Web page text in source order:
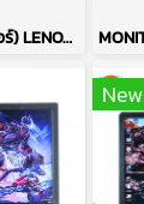
MONITOR (จอมอนิเตอร์) LENOVO THINKVISION LT2223PWC 21.5 INCH TN FULL HD 60 Hz P17589
New